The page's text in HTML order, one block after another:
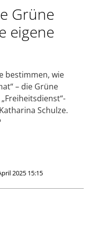
Grüne
eigene
bestimmen, wie
– die Grüne
Schulze.
2025 15:15